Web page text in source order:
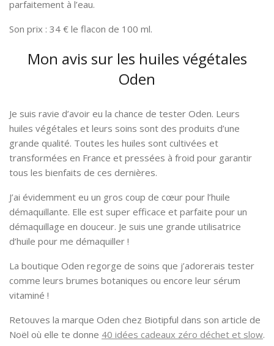
parfaitement à l’eau.
Son prix : 34 € le flacon de 100 ml.
Mon avis sur les huiles végétales
Oden
Je suis ravie d’avoir eu la chance de tester Oden. Leurs
huiles végétales et leurs soins sont des produits d’une
grande qualité. Toutes les huiles sont cultivées et
transformées en France et pressées à froid pour garantir
tous les bienfaits de ces dernières.
J’ai évidemment eu un gros coup de cœur pour l’huile
démaquillante. Elle est super efficace et parfaite pour un
démaquillage en douceur. Je suis une grande utilisatrice
d’huile pour me démaquiller !
La boutique Oden regorge de soins que j’adorerais tester
comme leurs brumes botaniques ou encore leur sérum
vitaminé !
Retouves la marque Oden chez Biotipful dans son article de
Noël où elle te donne 40 idées cadeaux zéro déchet et slow.